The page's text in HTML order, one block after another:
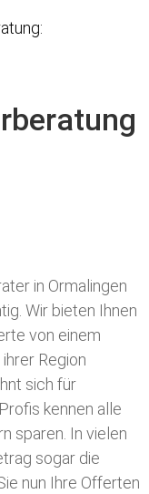
in Ormalingen
Wir bieten Ihnen
von einem
Region
sich für
kennen alle
sparen. In vielen
sogar die
nun Ihre Offerten